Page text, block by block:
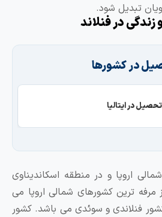
شود.
فنلاند
کشورها
و در منطقه اسکاندیناوی
کشور‌های شمالی اروپا می
و سوئدی می باشد. کشور